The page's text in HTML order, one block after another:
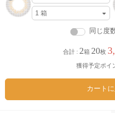
同じ度
合計 : 2箱 20枚
獲得予定ポイ
カート